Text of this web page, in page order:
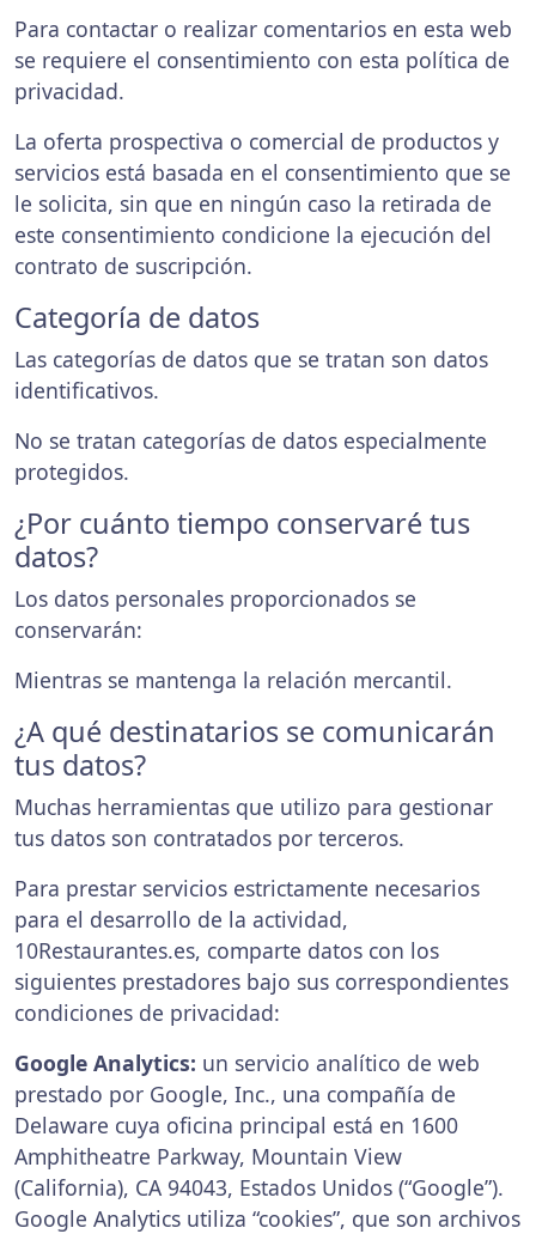
Para contactar o realizar comentarios en esta web
se requiere el consentimiento con esta política de
privacidad.
La oferta prospectiva o comercial de productos y
servicios está basada en el consentimiento que se
le solicita, sin que en ningún caso la retirada de
este consentimiento condicione la ejecución del
contrato de suscripción.
Categoría de datos
Las categorías de datos que se tratan son datos
identificativos.
No se tratan categorías de datos especialmente
protegidos.
¿Por cuánto tiempo conservaré tus
datos?
Los datos personales proporcionados se
conservarán:
Mientras se mantenga la relación mercantil.
¿A qué destinatarios se comunicarán
tus datos?
Muchas herramientas que utilizo para gestionar
tus datos son contratados por terceros.
Para prestar servicios estrictamente necesarios
para el desarrollo de la actividad,
10Restaurantes.es, comparte datos con los
siguientes prestadores bajo sus correspondientes
condiciones de privacidad:
Google Analytics: un servicio analítico de web
prestado por Google, Inc., una compañía de
Delaware cuya oficina principal está en 1600
Amphitheatre Parkway, Mountain View
(California), CA 94043, Estados Unidos (“Google”).
Google Analytics utiliza “cookies”, que son archivos